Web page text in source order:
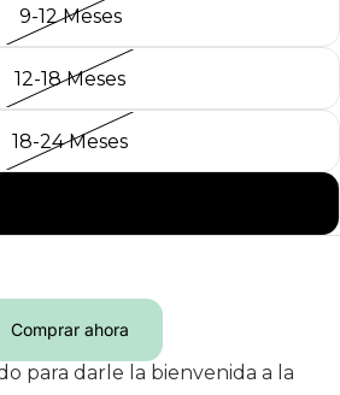
9-12 Meses
12-18 Meses
18-24 Meses
Comprar ahora
para darle la bienvenida a la